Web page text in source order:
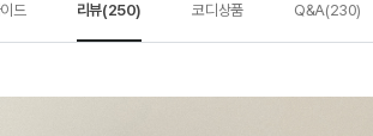
드 리뷰(250) 코디상품 Q&A(230)